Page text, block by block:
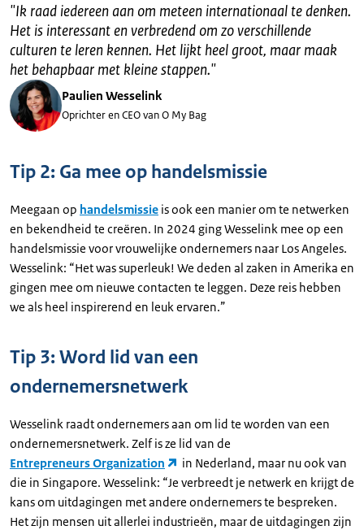
"Ik raad iedereen aan om meteen internationaal te denken.
Het is interessant en verbredend om zo verschillende
culturen te leren kennen. Het lijkt heel groot, maar maak
het behapbaar met kleine stappen."
Paulien Wesselink
Oprichter en CEO van O My Bag
Tip 2: Ga mee op handelsmissie
Meegaan op handelsmissie is ook een manier om te netwerken
en bekendheid te creëren. In 2024 ging Wesselink mee op een
handelsmissie voor vrouwelijke ondernemers naar Los Angeles.
Wesselink: “Het was superleuk! We deden al zaken in Amerika en
gingen mee om nieuwe contacten te leggen. Deze reis hebben
we als heel inspirerend en leuk ervaren.”
Tip 3: Word lid van een
ondernemersnetwerk
Wesselink raadt ondernemers aan om lid te worden van een
ondernemersnetwerk. Zelf is ze lid van de
Entrepreneurs Organization
in Nederland, maar nu ook van
die in Singapore. Wesselink: “Je verbreedt je netwerk en krijgt de
kans om uitdagingen met andere ondernemers te bespreken.
Het zijn mensen uit allerlei industrieën, maar de uitdagingen zijn